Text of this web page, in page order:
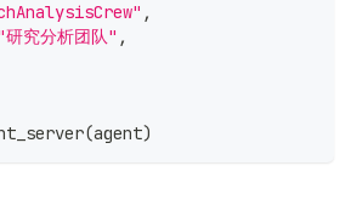
,
研究分析团队" ,
(agent)